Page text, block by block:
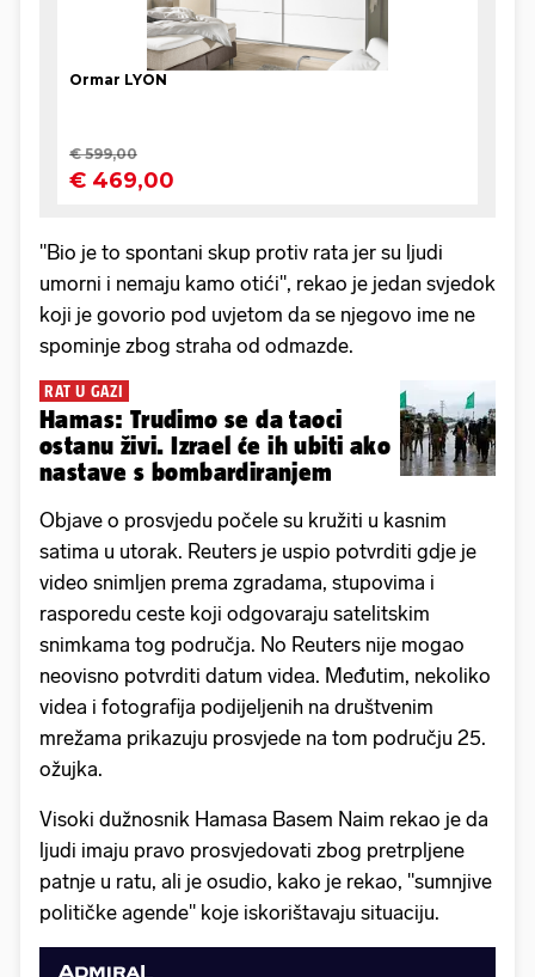
"Bio je to spontani skup protiv rata jer su ljudi
umorni i nemaju kamo otići", rekao je jedan svjedok
koji je govorio pod uvjetom da se njegovo ime ne
spominje zbog straha od odmazde.
RAT U GAZI
Hamas: Trudimo se da taoci
ostanu živi. Izrael će ih ubiti ako
nastave s bombardiranjem
Objave o prosvjedu počele su kružiti u kasnim
satima u utorak. Reuters je uspio potvrditi gdje je
video snimljen prema zgradama, stupovima i
rasporedu ceste koji odgovaraju satelitskim
snimkama tog područja. No Reuters nije mogao
neovisno potvrditi datum videa. Međutim, nekoliko
videa i fotografija podijeljenih na društvenim
mrežama prikazuju prosvjede na tom području 25.
ožujka.
Visoki dužnosnik Hamasa Basem Naim rekao je da
ljudi imaju pravo prosvjedovati zbog pretrpljene
patnje u ratu, ali je osudio, kako je rekao, "sumnjive
političke agende" koje iskorištavaju situaciju.